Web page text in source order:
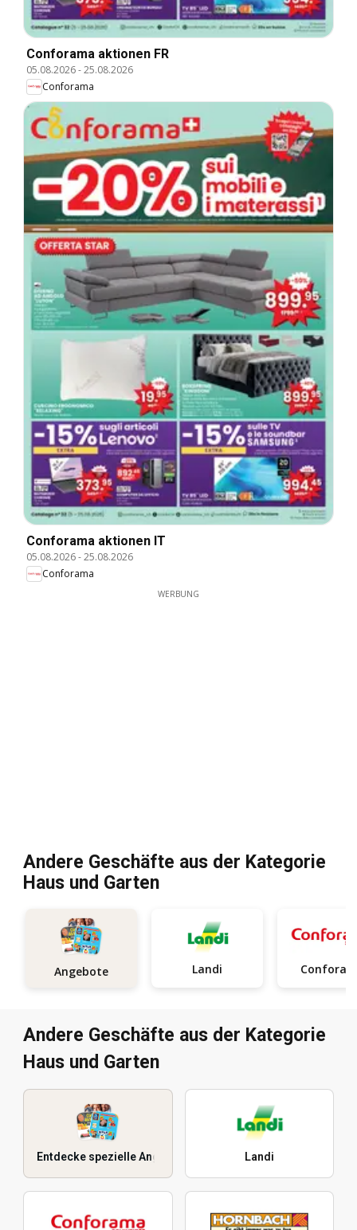
Conforama aktionen FR
05.08.2026-25.08.2026
Conforama
Conforama aktionen IT
05.08.2026-25.08.2026
Conforama
WERBUNG
Andere Geschäfte aus der Kategorie
Haus und Garten
Angebote Landi
Andere Geschäfte aus der Kategorie
Haus und Garten
Entdecke spezielle Angebote Landi